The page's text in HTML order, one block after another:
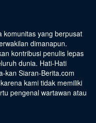
komunitas yang berpusat
dimanapun.
kontribusi penulis lepas
dunia. Hati-Hati
kan Siaran-Berita.com
kami tidak memiliki
pengenal wartawan atau